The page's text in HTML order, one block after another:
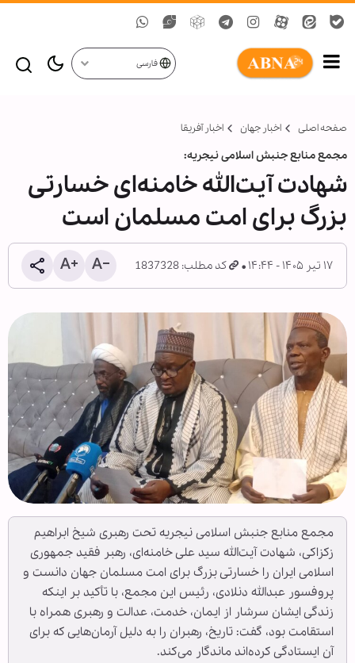
فارسی
صفحه اصلی اخبار جهان اخبار آفریقا
مجمع منابع جنبش اسلامی نیجریه:
شهادت آیت‌الله خامنه‌ای خسارتی
بزرگ برای امت مسلمان است
۱۷ تیر ۱۴۰۵ - ۱۴:۴۴ کد مطلب: 1837328
مجمع منابع جنبش اسلامی نیجریه تحت رهبری شیخ ابراهیم
زکزاکی، شهادت آیت‌الله سید علی خامنه‌ای، رهبر فقید جمهوری
اسلامی ایران را خسارتی بزرگ برای امت مسلمان جهان دانست و
پروفسور عبدالله دنلادی، رئیس این مجمع، با تأکید بر اینکه
زندگی ایشان سرشار از ایمان، خدمت، عدالت و رهبری همراه با
استقامت بود، گفت: تاریخ، رهبران را به دلیل آرمان‌هایی که برای
آن ایستادگی کرده‌اند ماندگار می‌کند.